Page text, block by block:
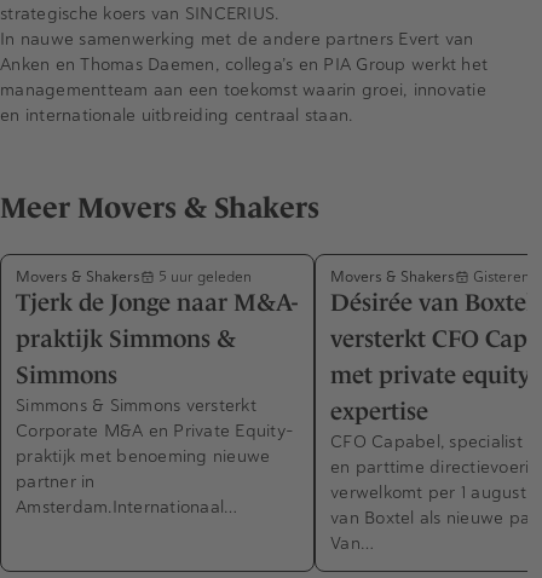
strategische koers van SINCERIUS.
In nauwe samenwerking met de andere partners Evert van
Anken en Thomas Daemen, collega’s en PIA Group werkt het
managementteam aan een toekomst waarin groei, innovatie
en internationale uitbreiding centraal staan.
Meer Movers & Shakers
Movers & Shakers 5 uur geleden
Tjerk de Jonge naar M&A-
praktijk Simmons &
Simmons
Simmons & Simmons versterkt
Corporate M&A en Private Equity-
praktijk met benoeming nieuwe
partner in
Amsterdam.Internationaal…
Movers & Shakers Gisteren
Désirée van Boxtel
versterkt CFO
met private equity-
expertise
CFO Capabel, specialist
en parttime
verwelkomt per 1
van Boxtel als nieuwe
Van…